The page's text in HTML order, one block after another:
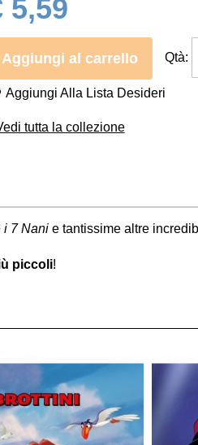
5,59
Aggiungi al carrello Qtà:
Aggiungi Alla Lista Desideri
tutta la collezione
i 7 Nani e tantissime altre
piccoli!